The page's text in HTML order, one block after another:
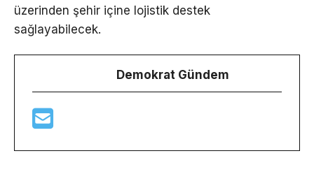
üzerinden şehir içine lojistik destek
sağlayabilecek.
Demokrat Gündem